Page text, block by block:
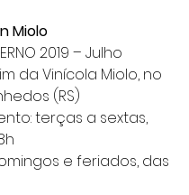
Miolo
2019 – Julho
da Vinícola Miolo, no
(RS)
terças a sextas,
e feriados, das